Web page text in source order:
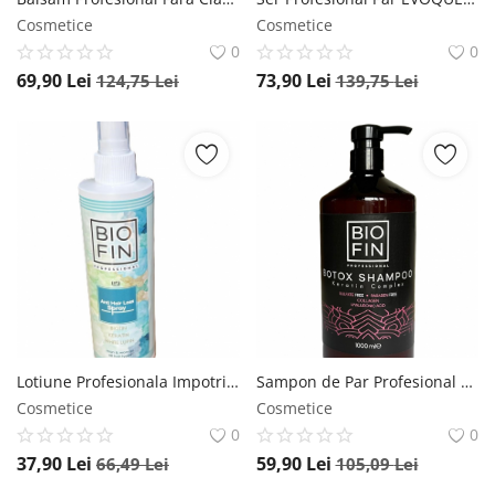
Cosmetice
0
69,90 Lei 124,75Lei
Cosmetice
0
73,90 Lei 139,75Lei
Lotiune Profesionala Impotriva Caderii Parului BIOFIN , 250 ml Biofin
Cosmetice
0
37,90 Lei 66,49Lei
Sampon de Par Profesional KERATIN Complex pentru Toate Tipurile de Par, BIOFIN, 1000 ml Biofin
Cosmetice
0
59,90 Lei 105,09Lei